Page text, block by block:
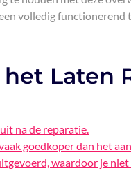
volledig functionerend
Laten
na de reparatie.
goedkoper dan het
waardoor je